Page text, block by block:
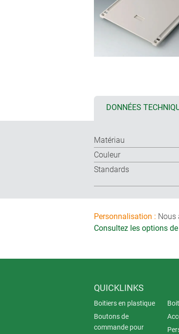
DONNÉES
Matériau
Couleur
Standards
Personnalisation : Nous
Consultez les options
QUICKLINKS
Boitiers en plastique
Boutons de
commande pour